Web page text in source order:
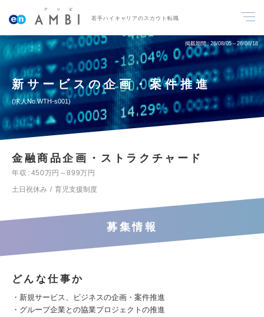
若手ハイキャリアのスカウト転職
掲載期間 26/08/05～26/08/18
新サービスの企画・案件推進
求人No.WTH-s001
金融商品企画・ストラクチャード
年収
450万円～899万円
土日祝休み
育児支援制度
募集情報
どんな仕事か
・新規サービス、ビジネスの企画・案件推進
・グループ企業との協業プロジェクトの推進